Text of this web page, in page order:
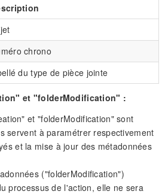
chrono
du type de pièce jointe
et "folderModification" :
et "folderModification" sont
servent à paramétrer respectivement
et la mise à jour des métadonnées
("folderModification")
processus de l'action, elle ne sera